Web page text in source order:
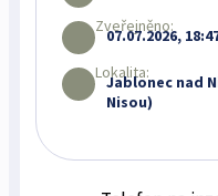
Zveřejněno:
07.07.2026,
Lokalita:
Jablonec nad
Nisou)